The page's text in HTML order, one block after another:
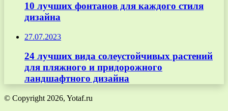
10 лучших фонтанов для каждого стиля
дизайна
27.07.2023
24 лучших вида солеустойчивых растений
для пляжного и придорожного
ландшафтного дизайна
© Copyright 2026, Yotaf.ru